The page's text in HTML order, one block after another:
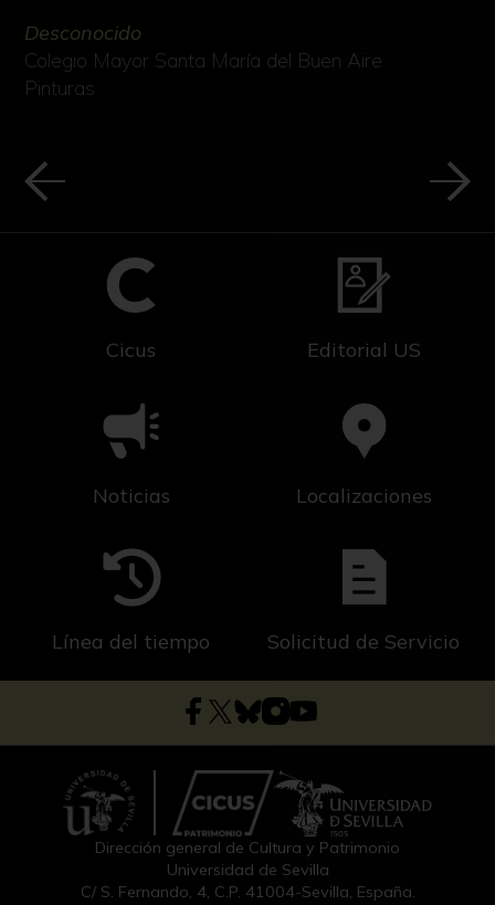
Desconocido
Colegio Mayor Santa María del Buen Aire
Pinturas
Cicus Editorial US
Noticias Localizaciones
Línea del tiempo Solicitud de Servicio
Dirección general de Cultura y Patrimonio
Universidad de Sevilla
C/ S. Fernando, 4, C.P. 41004-Sevilla, España.